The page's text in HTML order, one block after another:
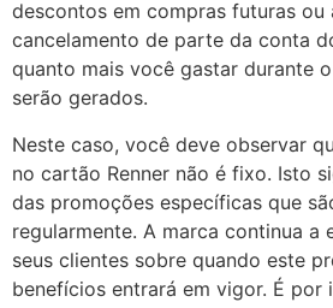
descontos em compras futuras ou
cancelamento de parte da conta
quanto mais você gastar durante
serão gerados.
Neste caso, você deve observar
no cartão Renner não é fixo. Isto
das promoções específicas que
regularmente. A marca continua a
seus clientes sobre quando este
benefícios entrará em vigor. É por